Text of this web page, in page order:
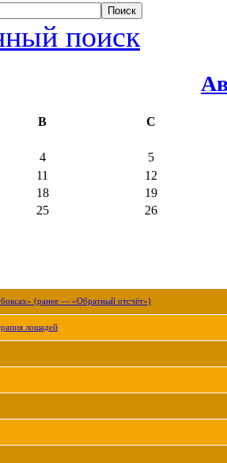
поиск
В С
4
5
11
12
18
19
25
26
(ранее — «Обратный отсчёт»)
лошадей